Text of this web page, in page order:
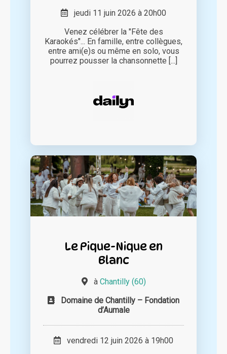
jeudi 11 juin 2026 à 20h00
Venez célébrer la "Fête des
Karaokés"... En famille, entre collègues,
entre ami(e)s ou même en solo, vous
pourrez pousser la chansonnette [...]
Le Pique-Nique en
Blanc
à Chantilly (60)
Domaine de Chantilly – Fondation
d’Aumale
vendredi 12 juin 2026 à 19h00